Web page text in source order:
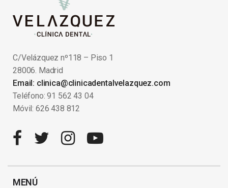
C/Velázquez nº118 – Piso 1
28006. Madrid
Email: clinica@clinicadentalvelazquez.com
Teléfono: 91 562 43 04
Móvil: 626 438 812
MENÚ